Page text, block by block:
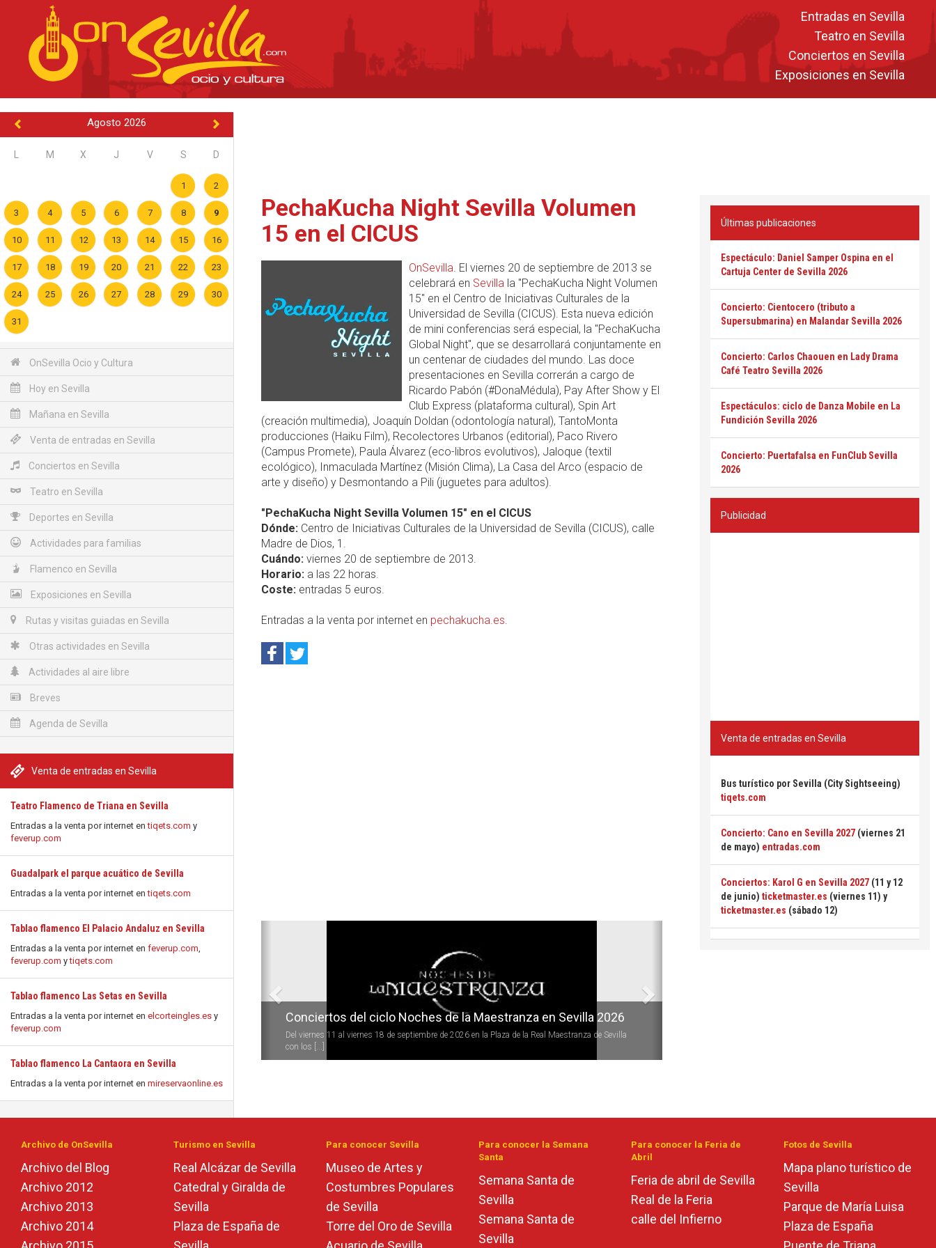
Entradas en Sevilla
Teatro en Sevilla
Conciertos en Sevilla
Exposiciones en Sevilla
Agosto 2026
M X J V S D
1 2
3 4 5 6 7 8 9
10 11 12 13 14 15 16
17 18 19 20 21 22 23
24 25 26 27 28 29 30
31
OnSevilla Ocio y Cultura
Hoy en Sevilla
Mañana en Sevilla
Venta de entradas en Sevilla
Conciertos en Sevilla
Teatro en Sevilla
Deportes en Sevilla
Actividades para familias
Flamenco en Sevilla
Exposiciones en Sevilla
Rutas y visitas guiadas en Sevilla
Otras actividades en Sevilla
Actividades al aire libre
Breves
Agenda de Sevilla
Venta de entradas en Sevilla
Teatro Flamenco de Triana en Sevilla
Entradas a la venta por internet entiqets.com y
feverup.com
Guadalpark el parque acuático de Sevilla
Entradas a la venta por internet entiqets.com
Tablao flamenco El Palacio Andaluz en Sevilla
Entradas a la venta por internet en feverup.com,
feverup.com ytiqets.com
Tablao flamenco Las Setas en Sevilla
Entradas a la venta por internet en elcorteingles.es y
feverup.com
Tablao flamenco La Cantaora en Sevilla
Entradas a la venta por internet en mireservaonline.es
PechaKucha Night Sevilla Volumen
15 en el CICUS
OnSevilla. El viernes 20 de septiembre de 2013 se
celebrará en Sevillala "PechaKucha Night Volumen
15" en el Centro de Iniciativas Culturales de la
Universidad de Sevilla (CICUS). Esta nueva edición
de mini conferencias será especial, la "PechaKucha
Global Night", que se desarrollará conjuntamente en
un centenar de ciudades del mundo. Las doce
presentaciones en Sevilla correrán a cargo de
Ricardo Pabón (#DonaMédula), Pay After Show y El
Club Express (plataforma cultural), Spin Art
(creación multimedia), Joaquín Doldan (odontología natural), TantoMonta
producciones (Haiku Film), Recolectores Urbanos (editorial), Paco Rivero
(Campus Promete), Paula Álvarez (eco-libros evolutivos), Jaloque (textil
ecológico), Inmaculada Martínez (Misión Clima), La Casa del Arco (espacio de
arte y diseño) y Desmontando a Pili (juguetes para adultos).
"PechaKucha Night Sevilla Volumen 15" en el CICUS
Dónde: Centro de Iniciativas Culturales de la Universidad de Sevilla (CICUS), calle
Madre de Dios, 1.
Cuándo: viernes 20 de septiembre de 2013.
Horario: a las 22 horas.
Coste: entradas 5 euros.
Entradas a la venta por internet en pechakucha.es.
Conciertos del ciclo Noches de la Maestranza en Sevilla 2026
Del viernes 11 al viernes 18 de septiembre de 2026 en la Plaza de la Real Maestranza de Sevilla
con los [...]
Siguiente
Últimas publicaciones
Espectáculo: Daniel Samper Ospina en el
Cartuja Center de Sevilla 2026
Concierto: Cientocero (tributo a
Supersubmarina) en Malandar Sevilla 2026
Concierto: Carlos Chaouen en Lady Drama
Café Teatro Sevilla 2026
Espectáculos: ciclo de Danza Mobile en La
Fundición Sevilla 2026
Concierto: Puertafalsa en FunClub Sevilla
2026
Publicidad
Venta de entradas en Sevilla
Bus turístico por Sevilla (City Sightseeing)
tiqets.com
Concierto: Cano en Sevilla 2027 (viernes 21
de mayo) entradas.com
Conciertos: Karol G en Sevilla 2027 (11 y 12
de junio) ticketmaster.es (viernes 11) y
ticketmaster.es (sábado 12)
Archivo de OnSevilla
Archivo del Blog
Archivo 2012
Archivo 2013
Archivo 2014
Turismo en Sevilla
Real Alcázar de Sevilla
Catedral y Giralda de
Sevilla
Plaza de España de
Para conocer Sevilla
Museo de Artes y
Costumbres Populares
de Sevilla
Torre del Oro de Sevilla
Para conocer la Semana
Santa
Semana Santa de
Sevilla
Semana Santa de
Sevilla
Para conocer la Feria de
Abril
Feria de abril de Sevilla
Real de la Feria
calle del Infierno
Fotos de Sevilla
Mapa plano turístico de
Sevilla
Parque de María Luisa
Plaza de España